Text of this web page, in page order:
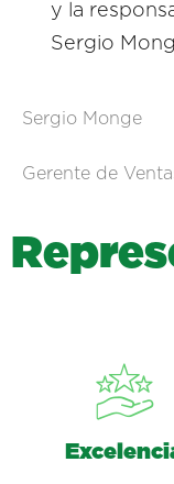
y la
Sergio
Sergio Monge
Gerente de
Repres